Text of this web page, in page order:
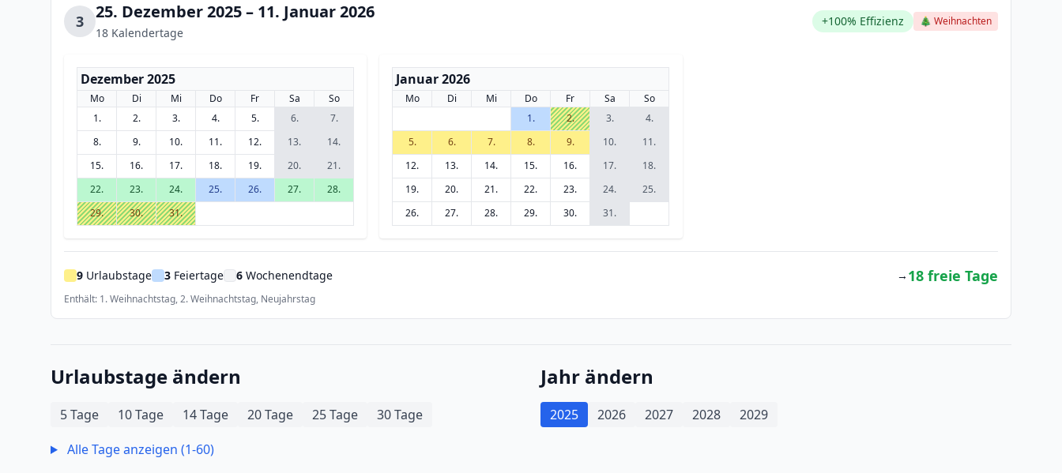
3 25. Dezember 2025 – 11. Januar 2026
18 Kalendertage
+100% Effizienz 🎄 Weihnachten
Dezember 2025
Mo Di Mi Do Fr Sa
So
1.
2. 3. 4. 5. 6.
7.
8.
9. 10. 11. 12. 13.
14.
15.
16. 17. 18. 19. 20.
21.
22.
23. 24. 25. 26. 27.
28.
29.
30. 31.
Januar 2026
Mo Di Mi Do Fr Sa
So
1.
2. 3.
4.
5.
6. 7. 8. 9. 10.
11.
12.
13. 14. 15. 16. 17.
18.
19.
20. 21. 22. 23. 24.
25.
26.
27. 28. 29. 30. 31.
9 Urlaubstage 3 Feiertage 6 Wochenendtage → 18 freie Tage
Enthält: 1. Weihnachtstag, 2. Weihnachtstag, Neujahrstag
Urlaubstage ändern
5 Tage 10 Tage 14 Tage 20 Tage 25 Tage
30 Tage
Alle Tage anzeigen (1-60)
Jahr ändern
2025 2026 2027 2028 2029